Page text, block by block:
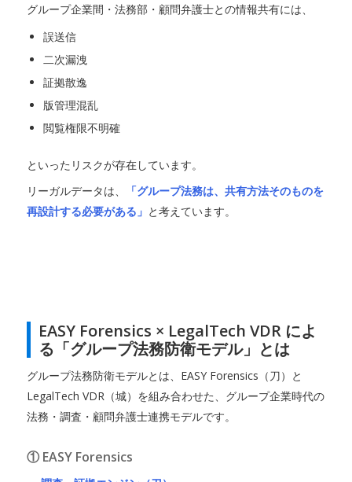
グループ企業間・法務部・顧問弁護士との情報共有には、
誤送信
二次漏洩
証拠散逸
版管理混乱
閲覧権限不明確
といったリスクが存在しています。
リーガルデータは、
「グループ法務は、共有方法そのものを
再設計する必要がある」 と考えています。
EASY Forensics × LegalTech VDR によ
る「グループ法務防衛モデル」とは
グループ法務防衛モデルとは、EASY Forensics（刀）と
LegalTech VDR（城）を組み合わせた、グループ企業時代の
法務・調査・顧問弁護士連携モデルです。
① EASY Forensics